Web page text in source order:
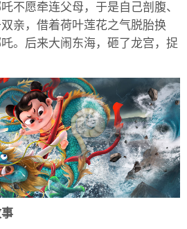
不愿牵连父母，于是自己剖腹、
亲，借着荷叶莲花之气脱胎换
。后来大闹东海，砸了龙宫，捉